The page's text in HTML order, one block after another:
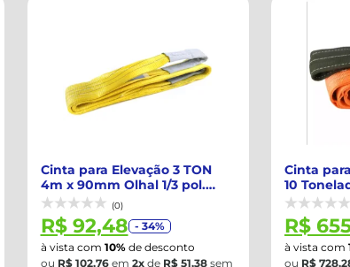
Cinta para Elevação 3 TON
4m x 90mm Olhal 1/3 pol.
Sling Ama...(0)
R$ 92,48 - 34%
à vista com 10%de desconto
ou R$ 102,76em 2xde R$ 51,38sem
Cinta
10
com O...
R$
à vista com
ou R$